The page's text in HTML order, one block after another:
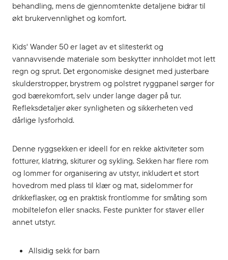
behandling, mens de gjennomtenkte detaljene bidrar til
økt brukervennlighet og komfort.
Kids' Wander 50 er laget av et slitesterkt og
vannavvisende materiale som beskytter innholdet mot lett
regn og sprut. Det ergonomiske designet med justerbare
skulderstropper, brystrem og polstret ryggpanel sørger for
god bærekomfort, selv under lange dager på tur.
Refleksdetaljer øker synligheten og sikkerheten ved
dårlige lysforhold.
Denne ryggsekken er ideell for en rekke aktiviteter som
fotturer, klatring, skiturer og sykling. Sekken har flere rom
og lommer for organisering av utstyr, inkludert et stort
hovedrom med plass til klær og mat, sidelommer for
drikkeflasker, og en praktisk frontlomme for småting som
mobiltelefon eller snacks. Feste punkter for staver eller
annet utstyr.
Allsidig sekk for barn